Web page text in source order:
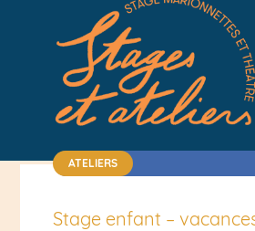
ATELIERS
Stage enfant –